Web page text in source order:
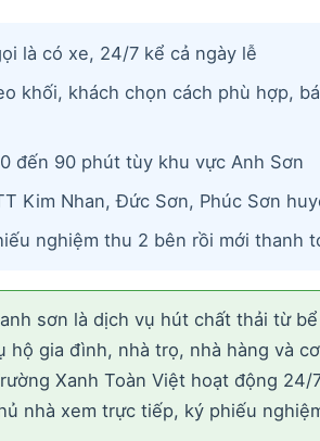
là có xe, 24/7 kể cả ngày lễ
khối, khách chọn cách phù hợp,
đến 90 phút tùy khu vực Anh Sơn
Kim Nhan, Đức Sơn, Phúc Sơn
nghiệm thu 2 bên rồi mới thanh
sơn là dịch vụ hút chất thải từ
hộ gia đình, nhà trọ, nhà hàng và
Xanh Toàn Việt hoạt động 24/
nhà xem trực tiếp, ký phiếu